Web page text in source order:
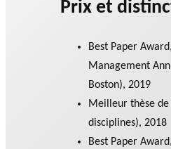
Prix et
Best Paper
Management
Boston), 2019
Meilleur thèse de
disciplines), 2018
Best Paper